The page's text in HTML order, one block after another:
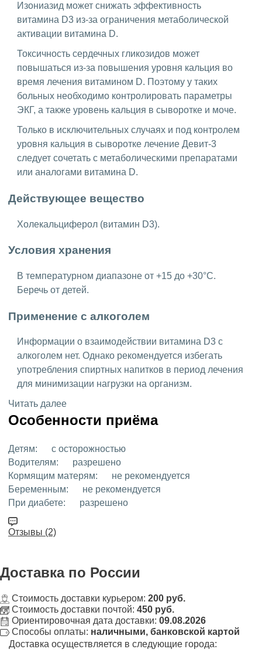
Изониазид может снижать эффективность
витамина D3 из-за ограничения метаболической
активации витамина D.
Токсичность сердечных гликозидов может
повышаться из-за повышения уровня кальция во
время лечения витамином D. Поэтому у таких
больных необходимо контролировать параметры
ЭКГ, а также уровень кальция в сыворотке и моче.
Только в исключительных случаях и под контролем
уровня кальция в сыворотке лечение Девит-3
следует сочетать с метаболическими препаратами
или аналогами витамина D.
Действующее вещество
Холекальциферол (витамин D3).
Условия хранения
В температурном диапазоне от +15 до +30°C.
Беречь от детей.
Применение с алкоголем
Информации о взаимодействии витамина D3 с
алкоголем нет. Однако рекомендуется избегать
употребления спиртных напитков в период лечения
для минимизации нагрузки на организм.
Читать далее
Особенности приёма
Детям:
с осторожностью
Водителям:
разрешено
Кормящим матерям:
не рекомендуется
Беременным:
не рекомендуется
При диабете:
разрешено
Отзывы (2)
Доставка по России
Стоимость доставки курьером: 200 руб.
Стоимость доставки почтой: 450 руб.
Ориентировочная дата доставки: 09.08.2026
Способы оплаты: наличными, банковской картой
Доставка осуществляется в следующие города: